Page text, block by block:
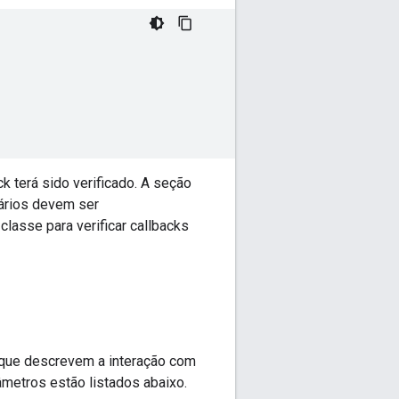
terá sido verificado. A seção
devem ser
para verificar callbacks
descrevem a interação com
estão listados abaixo.